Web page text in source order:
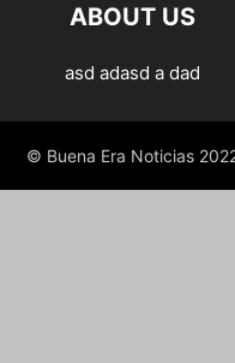
ABOUT US
asd adasd a dad
© Buena Era Noticias